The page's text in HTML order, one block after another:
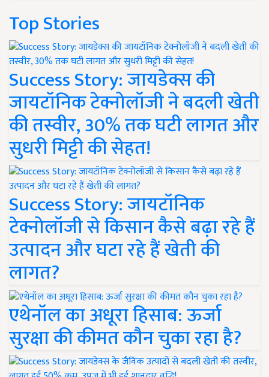
Top Stories
Success Story: जायडेक्स की
जायटॉनिक टेक्नोलॉजी ने बदली खेती
की तस्वीर, 30% तक घटी लागत और
सुधरी मिट्टी की सेहत!
Success Story: जायटॉनिक
टेक्नोलॉजी से किसान कैसे बढ़ा रहे हैं
उत्पादन और घटा रहे हैं खेती की
लागत?
एथेनॉल का अधूरा हिसाब: ऊर्जा
सुरक्षा की कीमत कौन चुका रहा है?